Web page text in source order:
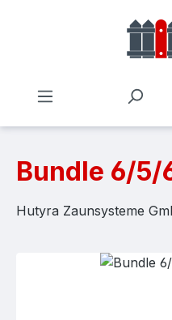
Zum Hauptinhalt springen
Bundle 6/5/
Hutyra Zaunsysteme
Bildergalerie